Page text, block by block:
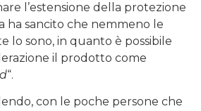
l’estensione della protezione
ha sancito che nemmeno le
lo sono, in quanto è possibile
il prodotto come
“.
con le poche persone che